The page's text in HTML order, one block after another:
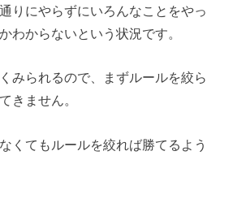
りにやらずにいろんなことをやっ
わからないという状況です。
みられるので、まずルールを絞ら
きません。
くてもルールを絞れば勝てるよう